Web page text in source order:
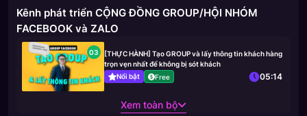
Kênh phát triển CỘNG ĐỒNG GROUP/HỘI NHÓM
FACEBOOK và ZALO
03
[THỰC HÀNH] Tạo GROUP và lấy thông tin khách hàng
trọn vẹn nhất để không bị sót khách
Nổi bật
Free 05:14
Xem toàn bộ